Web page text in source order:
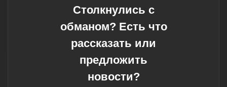
Столкнулись с
обманом? Есть что
рассказать или
предложить
новости?